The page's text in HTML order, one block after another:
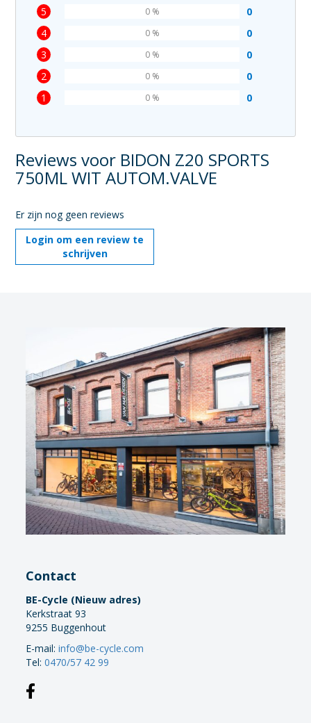
5 0
0 %
4 0
0 %
3 0
0 %
2 0
0 %
1 0
0 %
Reviews voor BIDON Z20 SPORTS
750ML WIT AUTOM.VALVE
Er zijn nog geen reviews
Login om een review te
schrijven
Contact
BE-Cycle (Nieuw adres)
Kerkstraat 93
9255 Buggenhout
E-mail:info@be-cycle.com
Tel:0470/57 42 99